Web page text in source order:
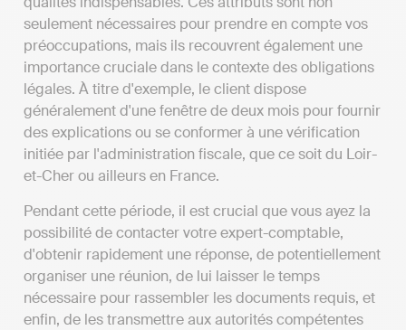
seulement nécessaires pour prendre en compte vos
préoccupations, mais ils recouvrent également une
importance cruciale dans le contexte des obligations
légales. À titre d'exemple, le client dispose
généralement d'une fenêtre de deux mois pour fournir
des explications ou se conformer à une vérification
initiée par l'administration fiscale, que ce soit du Loir-
et-Cher ou ailleurs en France.
Pendant cette période, il est crucial que vous ayez la
possibilité de contacter votre expert-comptable,
d'obtenir rapidement une réponse, de potentiellement
organiser une réunion, de lui laisser le temps
nécessaire pour rassembler les documents requis, et
enfin, de les transmettre aux autorités compétentes